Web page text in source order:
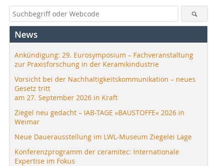
News
Ankündigung: 29. Eurosymposium – Fachveranstaltung
zur Praxisforschung in der Keramikindustrie
Vorsicht bei der Nachhaltigkeitskommunikation – neues
Gesetz tritt
am 27. September 2026 in Kraft
Ziegel neu gedacht – IAB-TAGE »BAUSTOFFE« 2026 in
Weimar
Neue Dauerausstellung im LWL-Museum Ziegelei Lage
Konferenzprogramm der ceramitec: Internationale
Expertise im Fokus